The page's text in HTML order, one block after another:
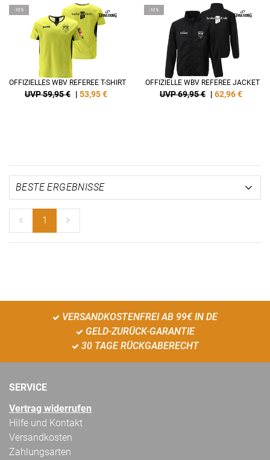
-10%
OFFIZIELLES WBV REFEREE T-SHIRT
UVP 59,95 € | 53,95€
-10%
OFFIZIELLE WBV REFEREE JACKET
UVP 69,95 € | 62,96€
1
VERSANDKOSTENFREI AB 99€ IN DE
GELD-ZURÜCK-GARANTIE
30 TAGE RÜCKGABERECHT
SERVICE
Vertrag widerrufen
Hilfe und Kontakt
Versandkosten
Zahlungsarten